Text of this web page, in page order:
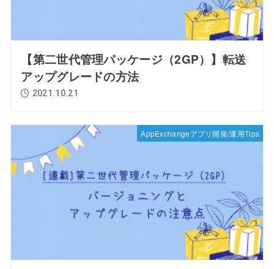
【第二世代管理パッケージ（2GP）】転送
アップグレードの方法
2021.10.21
AppExchangeアプリ開発/運用Tips